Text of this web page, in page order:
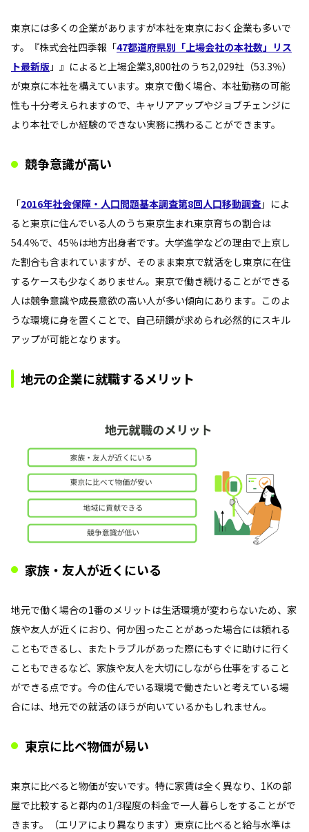
東京には多くの企業がありますが本社を東京におく企業も多いで
す。『株式会社四季報「47都道府県別「上場会社の本社数」リス
ト最新版 」』によると上場企業3,800社のうち2,029社（53.3％）
が東京に本社を構えています。東京で働く場合、本社勤務の可能
性も十分考えられますので、キャリアアップやジョブチェンジに
より本社でしか経験のできない実務に携わることができます。
競争意識が高い
「2016年社会保障・人口問題基本調査第8回人口移動調査 」によ
ると東京に住んでいる人のうち東京生まれ東京育ちの割合は
54.4％で、45％は地方出身者です。大学進学などの理由で上京し
た割合も含まれていますが、そのまま東京で就活をし東京に在住
するケースも少なくありません。東京で働き続けることができる
人は競争意識や成長意欲の高い人が多い傾向にあります。このよ
うな環境に身を置くことで、自己研鑽が求められ必然的にスキル
アップが可能となります。
地元の企業に就職するメリット
家族・友人が近くにいる
地元で働く場合の1番のメリットは生活環境が変わらないため、家
族や友人が近くにおり、何か困ったことがあった場合には頼れる
こともできるし、またトラブルがあった際にもすぐに助けに行く
こともできるなど、家族や友人を大切にしながら仕事をすること
ができる点です。今の住んでいる環境で働きたいと考えている場
合には、地元での就活のほうが向いているかもしれません。
東京に比べ物価が易い
東京に比べると物価が安いです。特に家賃は全く異なり、1Kの部
屋で比較すると都内の1/3程度の料金で一人暮らしをすることがで
きます。（エリアにより異なります）東京に比べると給与水準は